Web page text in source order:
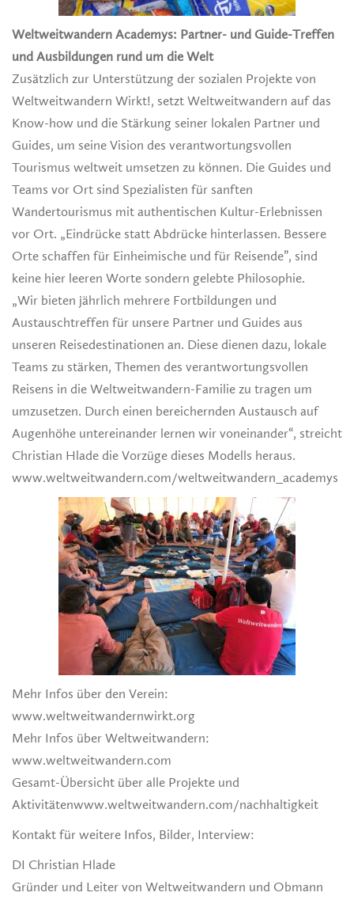
Weltweitwandern Academys: Partner- und Guide-Treffen
und Ausbildungen rund um die Welt
Zusätzlich zur Unterstützung der sozialen Projekte von
Weltweitwandern Wirkt!, setzt Weltweitwandern auf das
Know-how und die Stärkung seiner lokalen Partner und
Guides, um seine Vision des verantwortungsvollen
Tourismus weltweit umsetzen zu können. Die Guides und
Teams vor Ort sind Spezialisten für sanften
Wandertourismus mit authentischen Kultur-Erlebnissen
vor Ort. „Eindrücke statt Abdrücke hinterlassen. Bessere
Orte schaffen für Einheimische und für Reisende”, sind
keine hier leeren Worte sondern gelebte Philosophie.
„Wir bieten jährlich mehrere Fortbildungen und
Austauschtreffen für unsere Partner und Guides aus
unseren Reisedestinationen an. Diese dienen dazu, lokale
Teams zu stärken, Themen des verantwortungsvollen
Reisens in die Weltweitwandern-Familie zu tragen um
umzusetzen. Durch einen bereichernden Austausch auf
Augenhöhe untereinander lernen wir voneinander“, streicht
Christian Hlade die Vorzüge dieses Modells heraus.
www.weltweitwandern.com/weltweitwandern_academys
Mehr Infos über den Verein:
www.weltweitwandernwirkt.org
Mehr Infos über Weltweitwandern:
www.weltweitwandern.com
Gesamt-Übersicht über alle Projekte und
Aktivitätenwww.weltweitwandern.com/nachhaltigkeit
Kontakt für weitere Infos, Bilder, Interview:
DI Christian Hlade
Gründer und Leiter von Weltweitwandern und Obmann